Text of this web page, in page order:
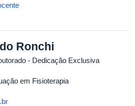
Ronchi
- Dedicação Exclusiva
em Fisioterapia